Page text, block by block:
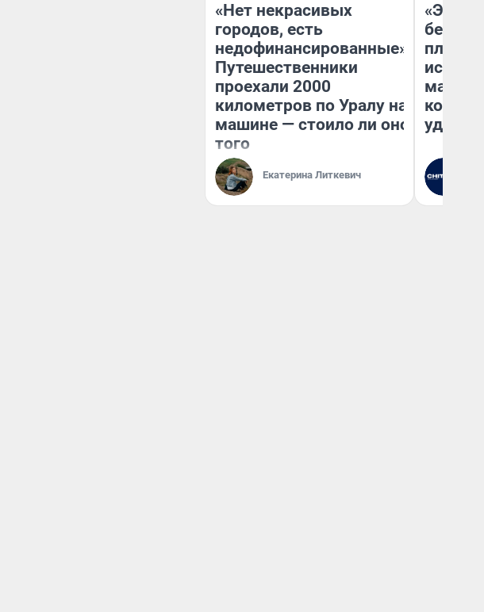
«Нет некрасивых
городов, есть
недофинансированные».
Путешественники
проехали 2000
километров по Уралу на
машине — стоило ли оно
того
Екатерина Литкевич
«Это